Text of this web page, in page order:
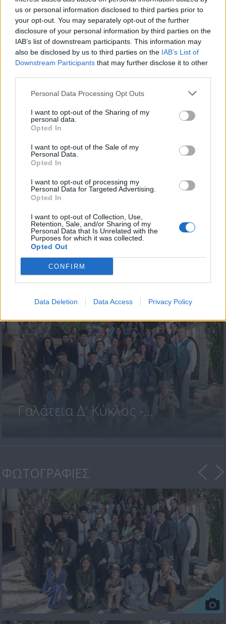
us or personal information disclosed to third parties prior to
your opt-out. You may separately opt-out of the further
disclosure of your personal information by third parties on the
IAB’s list of downstream participants. This information may
also be disclosed by us to third parties on the IAB’s List of
Downstream Participants that may further disclose it to other
Personal Data Processing Opt Outs
I want to opt-out of the Sharing of my
personal data.
Opted In
I want to opt-out of the Sale of my
Personal Data.
Opted In
I want to opt-out of processing my
Personal Data for Targeted Advertising.
Opted In
I want to opt-out of Collection, Use,
Retention, Sale, and/or Sharing of my
Personal Data that Is Unrelated with the
Purposes for which it was collected.
Opted Out
CONFIRM
Data Deletion Data Access Privacy Policy
ΤΕΛΕΥΤΑΙΑ ΝΕΑ
Γαλάτεια Δ' Κύκλος -
Περιλήψεις...
Γαλάτεια Δ' Κύκλος -...
Γαλάτεια Δ' Κύκλος -...
ΦΩΤΟΓΡΑΦΙΕΣ